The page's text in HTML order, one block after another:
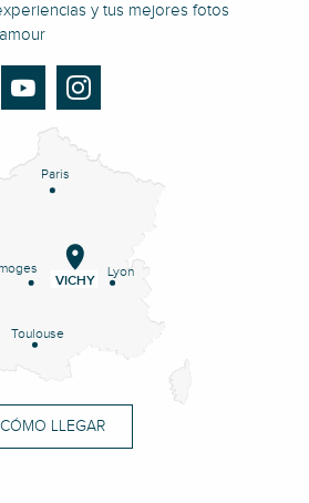
y tus mejores fotos
Paris
Lyon
Toulouse
VICHY
CÓMO LLEGAR